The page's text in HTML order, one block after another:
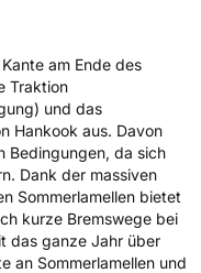
am Ende des
Traktion
und das
Hankook aus. Davon
Bedingungen, da sich
Dank der massiven
Sommerlamellen bietet
kurze Bremswege bei
das ganze Jahr über
an Sommerlamellen und